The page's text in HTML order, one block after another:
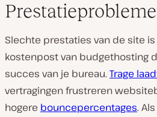
Slechte prestaties van de site
kostenpost van budgethosting
succes van je bureau. Trage
vertragingen frustreren
hogere bouncepercentages.